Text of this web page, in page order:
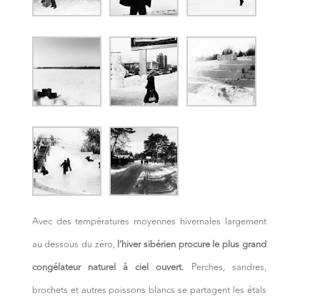
Avec des températures moyennes hivernales largement
au dessous du zéro, l’hiver sibérien procure le plus grand
congélateur naturel à ciel ouvert. Perches, sandres,
brochets et autres poissons blancs se partagent les étals